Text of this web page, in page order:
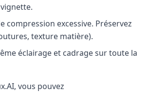
compression excessive. Préservez
texture matière).
éclairage et cadrage sur toute la
vous pouvez